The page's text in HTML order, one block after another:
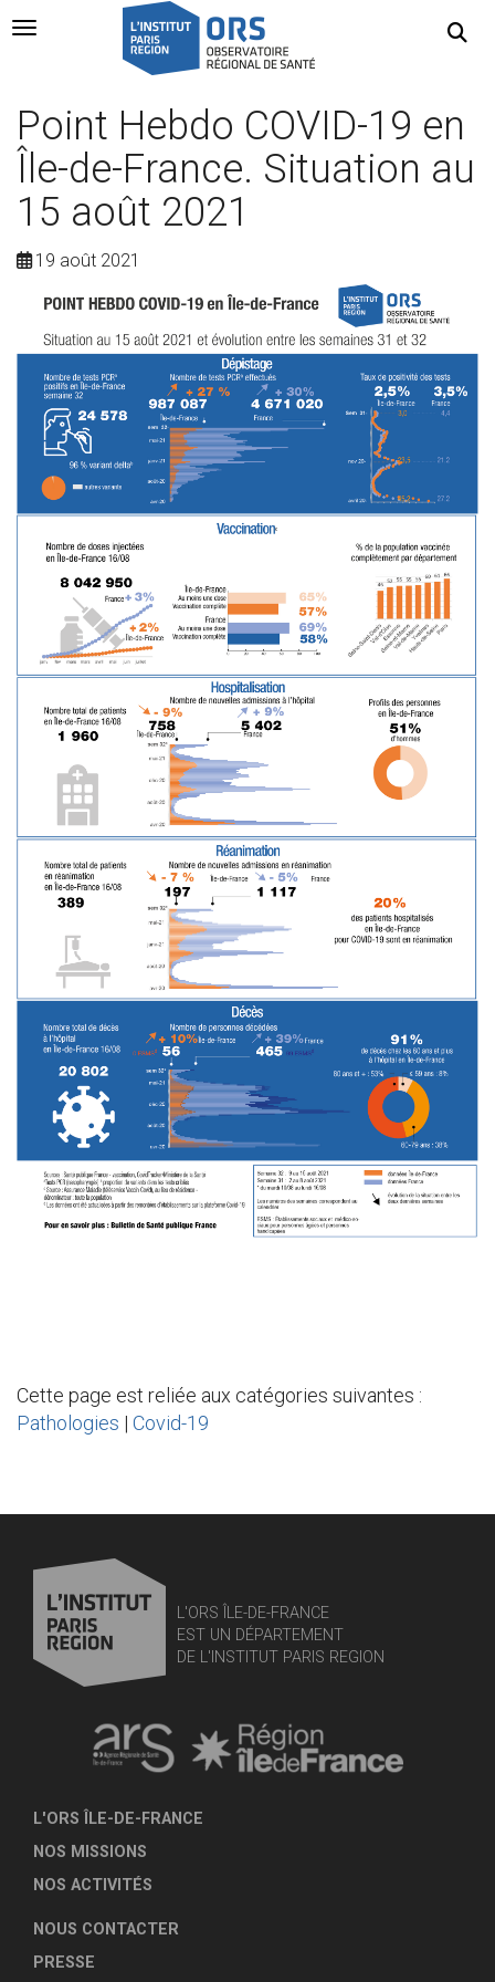
Navigation Toggle
Point Hebdo COVID-19 en
Île-de-France. Situation au
15 août 2021
19 août 2021
Cette page est reliée aux catégories suivantes :
Pathologies | Covid-19
L'ORS ÎLE-DE-FRANCE
EST UN DÉPARTEMENT
DE L'INSTITUT PARIS REGION
L'ORS ÎLE-DE-FRANCE
NOS MISSIONS
NOS ACTIVITÉS
NOUS CONTACTER
PRESSE